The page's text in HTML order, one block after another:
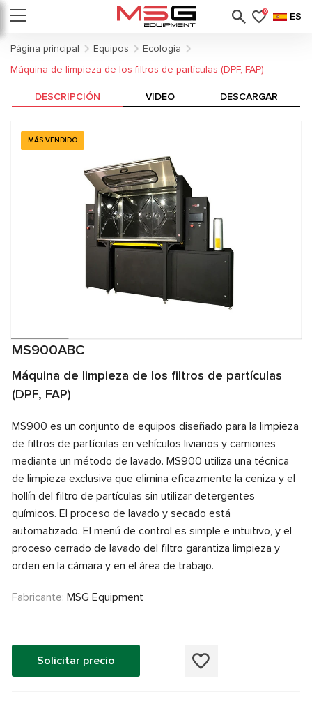
0 ES
Página principal Equipos
Ecología
Máquina de limpieza de los filtros de partículas (DPF, FAP)
MÁS VENDIDO
MS900ABC
Máquina de limpieza de los filtros de partículas
(DPF, FAP)
MS900 es un conjunto de equipos diseñado para la limpieza
de filtros de partículas en vehículos livianos y camiones
mediante un método de lavado. MS900 utiliza una técnica
de limpieza exclusiva que elimina eficazmente la ceniza y el
hollín del filtro de partículas sin utilizar detergentes
químicos. El proceso de lavado y secado está
automatizado. El menú de control es simple e intuitivo, y el
proceso cerrado de lavado del filtro garantiza limpieza y
orden en la cámara y en el área de trabajo.
Fabricante: MSG Equipment
Solicitar precio
DESCRIPCIÓN VIDEO DESCARGAR